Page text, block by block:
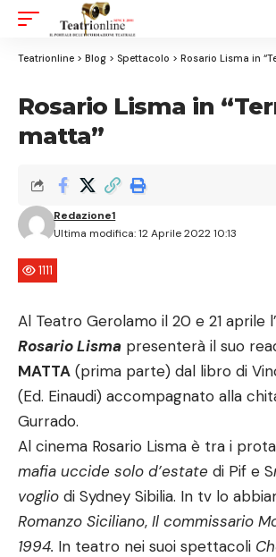
Teatrionline > Blog > Spettacolo > Rosario Lisma in
Rosario Lisma in
matta”
Ultima modifica: 12 Aprile 2022 10:13
Redazione1
1111
Al Teatro Gerolamo il 20 e 21 aprile
Rosario Lisma presenterà il suo
MATTA (prima parte) dal libro di
(Ed. Einaudi) accompagnato alla
Gurrado.
Al cinema Rosario Lisma è tra i
mafia uccide solo d’estate di Pif e S
voglio di Sydney Sibilia. In tv lo
Romanzo Siciliano, Il commissario
1994. In teatro nei suoi spettacoli